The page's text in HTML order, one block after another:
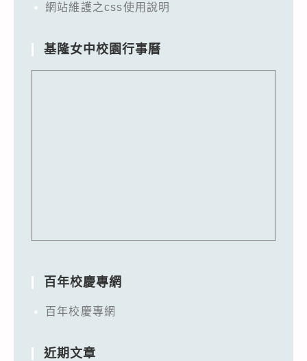
網站維護之css使用說明
基隆女中校園行事曆
百年校慶專網
百年校慶專網
近期文章